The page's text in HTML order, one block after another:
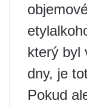
který byl
dny, je
Pokud